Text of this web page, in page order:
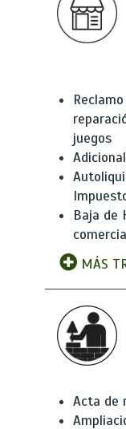
juegos
Baja de
MÁS
Acta de